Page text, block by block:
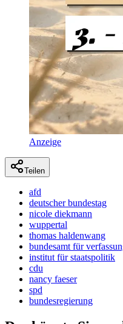
Anzeige
Teilen
afd
deutscher bundestag
nicole diekmann
wuppertal
thomas haldenwang
bundesamt für
institut für staatspolitik
cdu
nancy faeser
spd
bundesregierung